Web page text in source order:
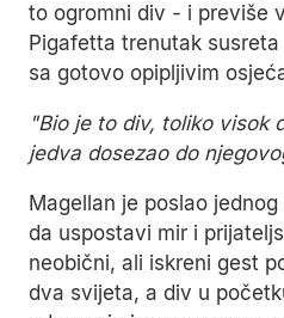
to ogromni div - i previše
Pigafetta trenutak
sa gotovo opipljivim
"Bio je to div, toliko visok
jedva dosezao do
Magellan je poslao
da uspostavi mir i
neobični, ali iskreni gest
dva svijeta, a div u